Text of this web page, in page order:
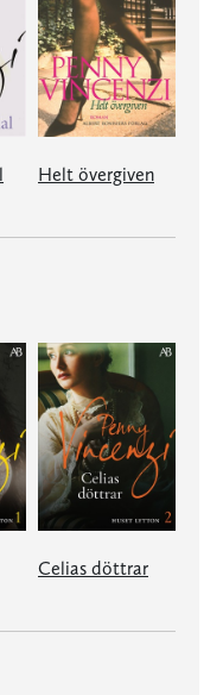
Helt övergiven
Celias döttrar